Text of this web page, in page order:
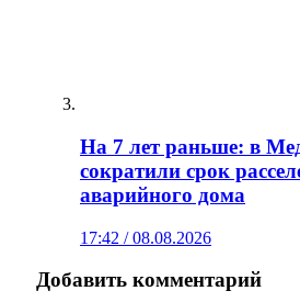
На 7 лет раньше: в
сократили срок
аварийного дома
17:42 / 08.08.2026
Добавить комментарий